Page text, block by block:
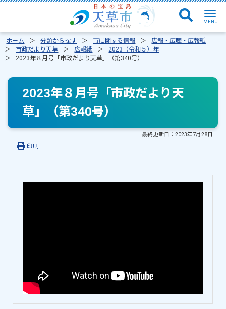
ホーム 分類から探す 市に関する情報
広報・広聴・広報紙
市政だより天草
広報紙
2023（令和５）年
2023年８月号「市政だより天草」（第340号）
2023年８月号「市政だより天
草」（第340号）
最終更新日：2023年7月28日
印刷